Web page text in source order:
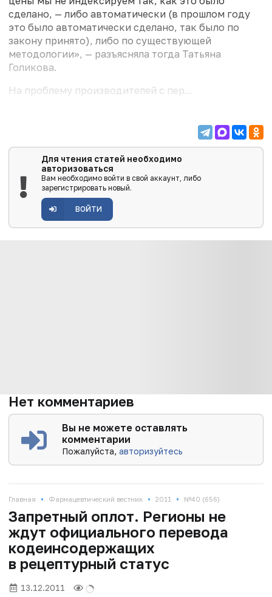
сделано, — либо автоматически (в прошлом году
это было автоматически сделано, так было по
закону принято), либо по существующей
методологии», — разъясняла тогда Татьяна
Голикова.
На проблему производителей с пер...
Для чтения статей необходимо
авторизоваться
Вам необходимо войти в свой аккаунт, либо
зарегистрировать новый.
ВОЙТИ
Нет комментариев
Вы не можете оставлять
комментарии
Пожалуйста,авторизуйтесь
Главная • Фармацевтический вестник • 2011 • №40 (656)
Запретный оплот. Регионы не
ждут официального перевода
кодеинсодержащих
в рецептурный статус
13.12.2011